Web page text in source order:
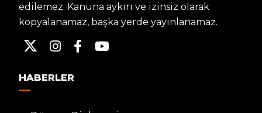
edilemez. Kanuna aykırı ve izinsiz olarak
kopyalanamaz, başka yerde yayınlanamaz.
HABERLER